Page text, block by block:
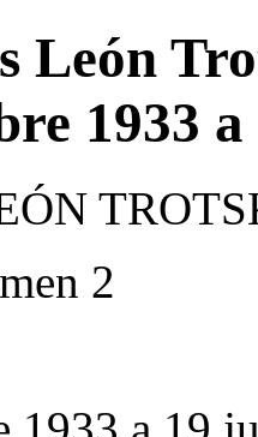
León
1933
2